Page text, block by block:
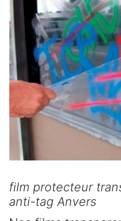
film protecteur
anti-tag Anvers